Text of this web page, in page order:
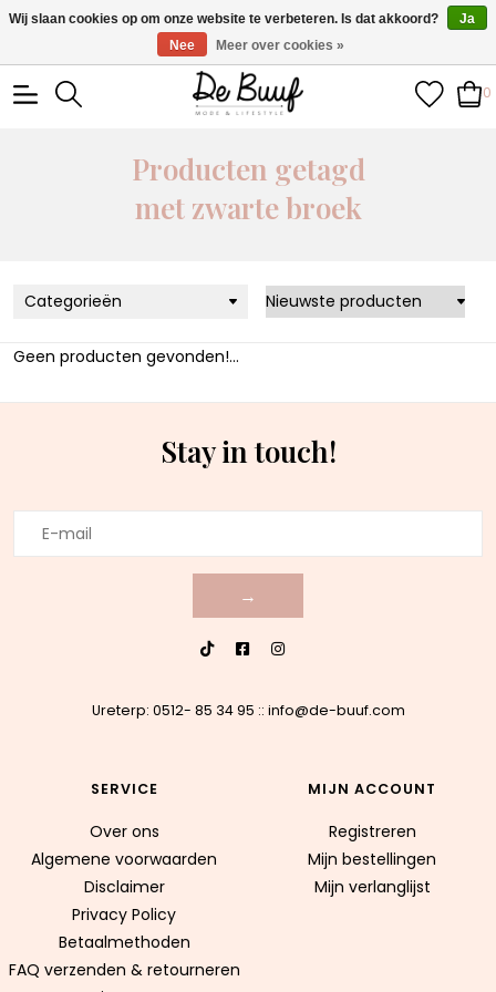
• Wekelijks nieuwe items • Gratis verzending >€100,- •
Verzonden binnen 1-3 werkdagen
0
Producten getagd
met zwarte broek
Categorieën
Geen producten gevonden!...
Stay in touch!
→
Ureterp: 0512- 85 34 95 :: info@de-buuf.com
SERVICE
Over ons
Algemene voorwaarden
Disclaimer
Privacy Policy
Betaalmethoden
FAQ verzenden & retourneren
MIJN ACCOUNT
Registreren
Mijn bestellingen
Mijn verlanglijst
Wij slaan cookies op om onze website te verbeteren. Is dat akkoord?
Ja
Nee
Meer over cookies »